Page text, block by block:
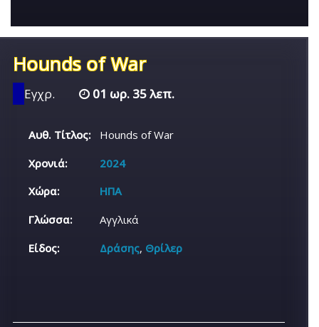
Hounds of War
Εγχρ. 01 ωρ. 35 λεπ.
Αυθ. Τίτλος:
Hounds of War
Χρονιά:
2024
Χώρα:
ΗΠΑ
Γλώσσα:
Αγγλικά
Είδος:
Δράσης, Θρίλερ